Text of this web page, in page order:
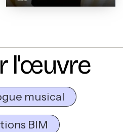
l'œuvre
musical
BIM